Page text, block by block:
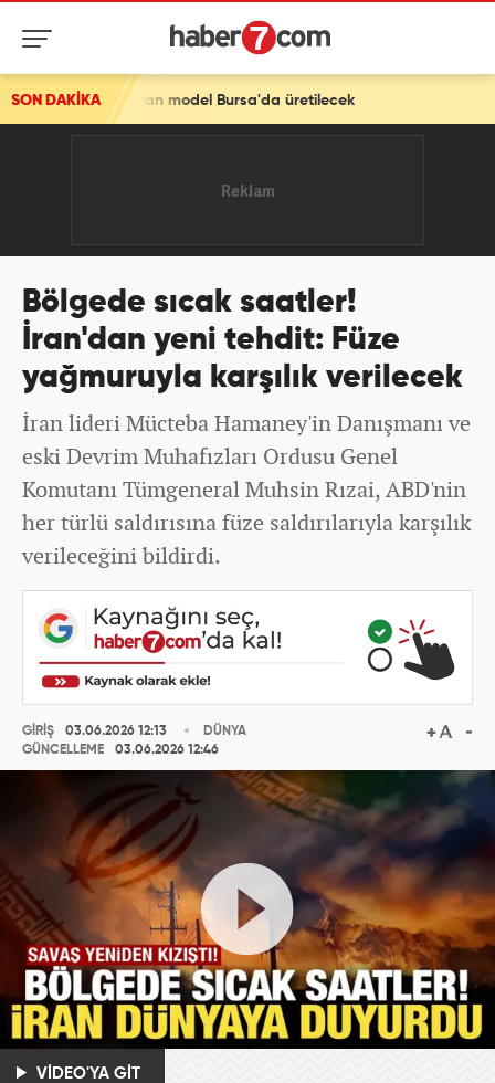
SON DAKİKA
model Bursa'da üretilecek
Bölgede sıcak saatler!
İran'dan yeni tehdit: Füze
yağmuruyla karşılık verilecek
İran lideri Mücteba Hamaney'in Danışmanı ve
eski Devrim Muhafızları Ordusu Genel
Komutanı Tümgeneral Muhsin Rızai, ABD'nin
her türlü saldırısına füze saldırılarıyla karşılık
verileceğini bildirdi.
GİRİŞ
03.06.2026 12:13
GÜNCELLEME
03.06.2026 12:46
DÜNYA
VİDEO'YA GİT